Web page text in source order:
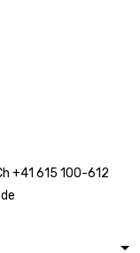
+41 615 100-612